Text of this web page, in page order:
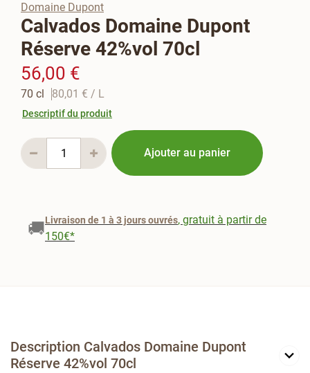
Domaine Dupont
Calvados Domaine Dupont
Réserve 42%vol 70cl
56,00 €
70 cl 80,01 € / L
Descriptif du produit
Ajouter au panier
🚚Livraison de 1 à 3 jours ouvrés, gratuit à partir de
150€*
Description Calvados Domaine Dupont
Réserve 42%vol 70cl